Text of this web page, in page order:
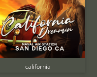
california